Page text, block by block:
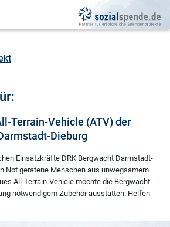
Terrain-Vehicle (ATV) der
Dieburg
Einsatzkräfte DRK Bergwacht Darmstadt-
Not geratene Menschen aus unwegsamem
All-Terrain-Vehicle möchte die Bergwacht
notwendigem Zubehör ausstatten. Helfen